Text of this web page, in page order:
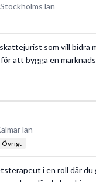
län
som vill bidra
att bygga en
län
Övrigt
i en roll där du